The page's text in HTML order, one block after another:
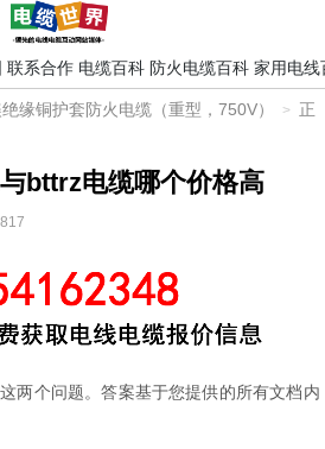
联系合作 电缆百科 防火电缆百科 家用电线
缘铜护套防火电缆（重型，750V）
正
bttrz电缆哪个价格高
两个问题。答案基于您提供的所有文档内